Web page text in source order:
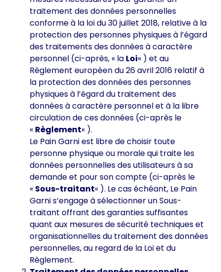
traitement des données personnelles
conforme à la loi du 30 juillet 2018, relative à la
protection des personnes physiques à l’égard
des traitements des données à caractère
personnel (ci-après, « la Loi« ) et au
Règlement européen du 26 avril 2016 relatif à
la protection des données des personnes
physiques à l’égard du traitement des
données à caractère personnel et à la libre
circulation de ces données (ci-après le
« Règlement« ).
Le Pain Garni est libre de choisir toute
personne physique ou morale qui traite les
données personnelles des utilisateurs à sa
demande et pour son compte (ci-après le
« Sous-traitant« ). Le cas échéant, Le Pain
Garni s’engage à sélectionner un Sous-
traitant offrant des garanties suffisantes
quant aux mesures de sécurité techniques et
organisationnelles du traitement des données
personnelles, au regard de la Loi et du
Règlement.